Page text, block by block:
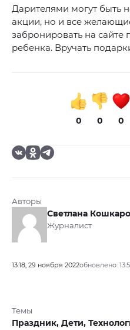
Дарителями могут быть
акции, но и все
забронировать на сайте
ребенка. Вручать
0 0 0
Авторы
Светлана
Журналист
13:18, 29 ноября 2022обновлено:
Темы
Праздник, Дети,